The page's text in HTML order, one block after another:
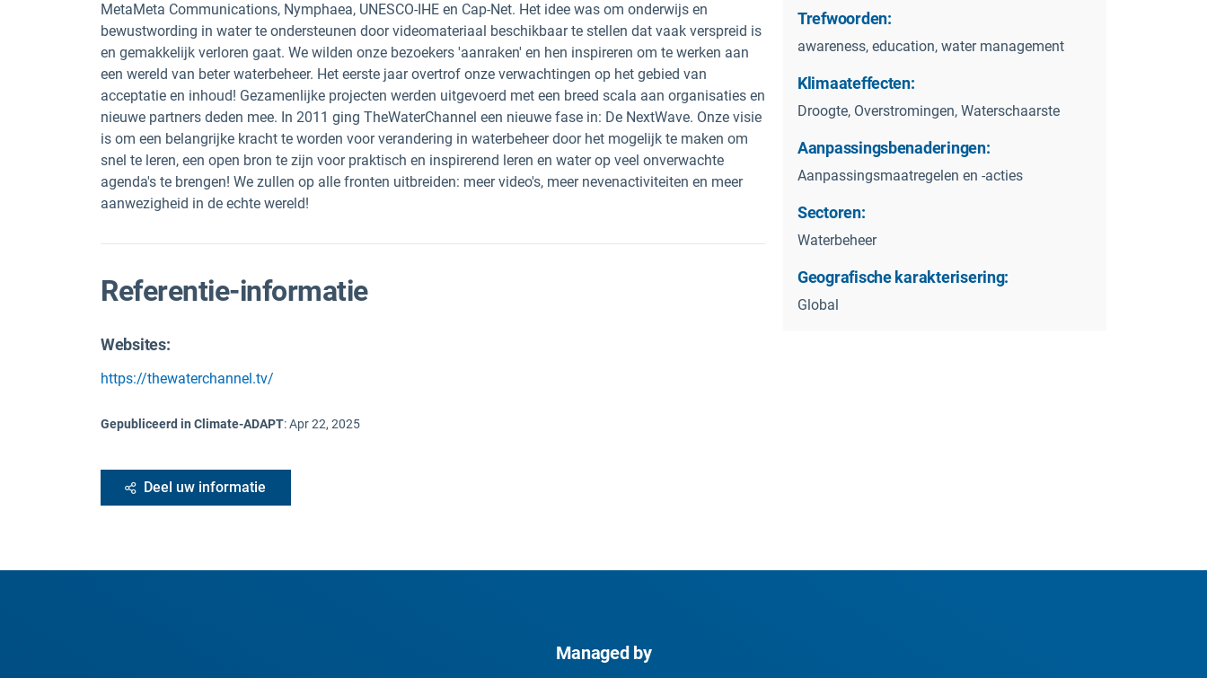
MetaMeta Communications, Nymphaea, UNESCO-IHE en Cap-Net. Het idee was om onderwijs en
bewustwording in water te ondersteunen door videomateriaal beschikbaar te stellen dat vaak verspreid is
en gemakkelijk verloren gaat. We wilden onze bezoekers 'aanraken' en hen inspireren om te werken aan
een wereld van beter waterbeheer. Het eerste jaar overtrof onze verwachtingen op het gebied van
acceptatie en inhoud! Gezamenlijke projecten werden uitgevoerd met een breed scala aan organisaties en
nieuwe partners deden mee. In 2011 ging TheWaterChannel een nieuwe fase in: De NextWave. Onze visie
is om een belangrijke kracht te worden voor verandering in waterbeheer door het mogelijk te maken om
snel te leren, een open bron te zijn voor praktisch en inspirerend leren en water op veel onverwachte
agenda's te brengen! We zullen op alle fronten uitbreiden: meer video's, meer nevenactiviteiten en meer
aanwezigheid in de echte wereld!
Referentie-informatie
Websites:
https://thewaterchannel.tv/
Gepubliceerd in Climate-ADAPT:Apr 22, 2025
Deel uw informatie
Trefwoorden:
awareness, education, water management
Klimaateffecten:
Droogte, Overstromingen, Waterschaarste
Aanpassingsbenaderingen:
Aanpassingsmaatregelen en -acties
Sectoren:
Waterbeheer
Geografische karakterisering:
Global
Managed by